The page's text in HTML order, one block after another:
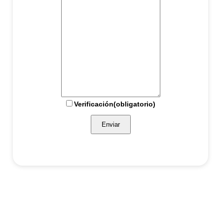
Verificación(obligatorio)
Enviar